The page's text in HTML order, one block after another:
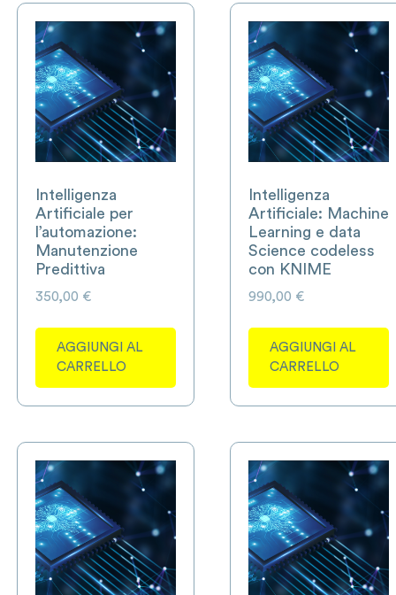
Intelligenza
Artificiale per
l’automazione:
Manutenzione
Predittiva
350,00 €
AGGIUNGI AL
CARRELLO
Intelligenza
Artificiale: Machine
Learning e data
Science codeless
con KNIME
990,00 €
AGGIUNGI AL
CARRELLO